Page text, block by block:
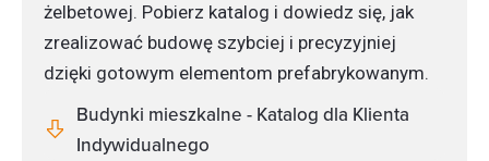
żelbetowej. Pobierz katalog i dowiedz się, jak
zrealizować budowę szybciej i precyzyjniej
dzięki gotowym elementom prefabrykowanym.
Budynki mieszkalne - Katalog dla Klienta
Indywidualnego